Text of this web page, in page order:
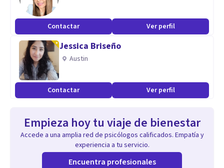
Contactar Ver perfil
Jessica Briseño
Austin
Contactar Ver perfil
Empieza hoy tu viaje de bienestar
Accede a una amplia red de psicólogos calificados. Empatía y
experiencia a tu servicio.
Encuentra profesionales